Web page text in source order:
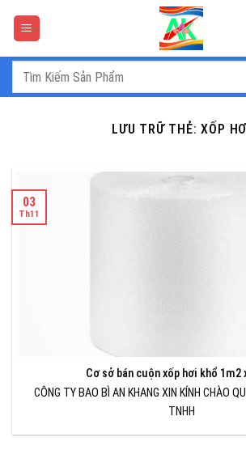
Tìm
LƯU TRỮ THẺ:XỐP
Cơ sở bán cuộn xốp hơi khổ 1m2
CÔNG TY BAO BÌ AN KHANG XIN KÍNH CHÀO
TNHH
03
Th11